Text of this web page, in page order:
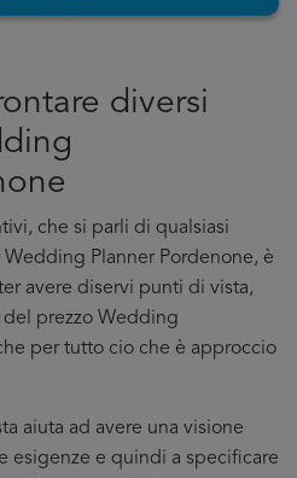
diversi
che si parli di qualsiasi
Planner Pordenone, è
avere diservi punti di vista,
prezzo Wedding
per tutto cio che è approccio
aiuta ad avere una visione
esigenze e quindi a specificare